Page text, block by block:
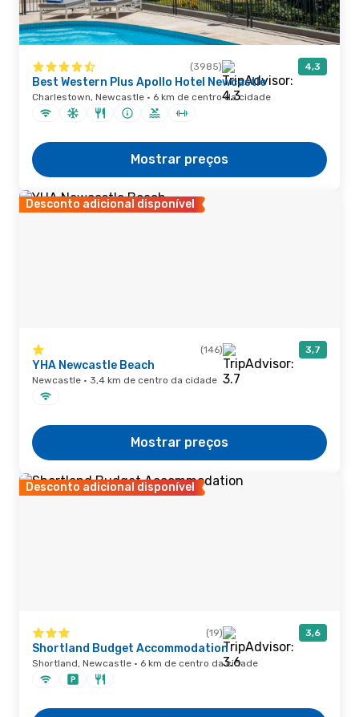
(3985) 4,3
Best Western Plus Apollo Hotel Newcastle
Charlestown, Newcastle · 6 km de centro da cidade
Mostrar preços
Desconto adicional disponível
(146) 3,7
YHA Newcastle Beach
Newcastle · 3,4 km de centro da cidade
Mostrar preços
Desconto adicional disponível
(19) 3,6
Shortland Budget Accommodation
Shortland, Newcastle · 6 km de centro da cidade